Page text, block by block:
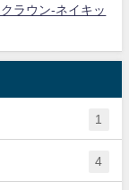
ラウン-ネイキッ
1
4